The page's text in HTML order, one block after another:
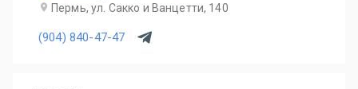
Пермь, ул. Сакко и Ванцетти, 140
(904) 840-47-47